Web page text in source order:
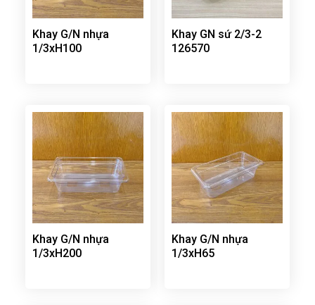
Khay G/N nhựa
1/3xH100
Khay GN sứ 2/3-2
126570
Khay G/N nhựa
1/3xH200
Khay G/N nhựa
1/3xH65